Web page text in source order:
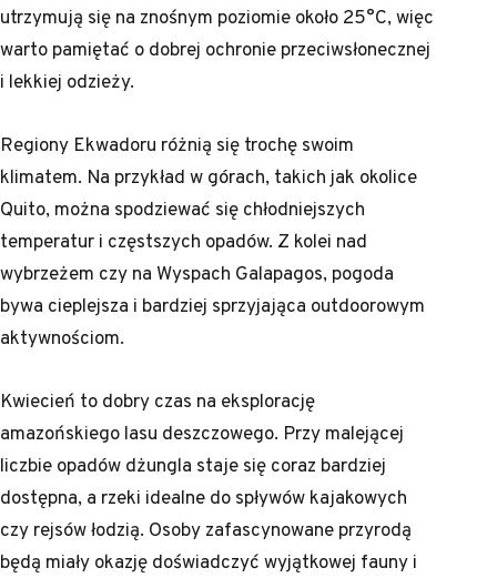
utrzymują się na znośnym poziomie około 25°C, więc
warto pamiętać o dobrej ochronie przeciwsłonecznej
i lekkiej odzieży.
Regiony Ekwadoru różnią się trochę swoim
klimatem. Na przykład w górach, takich jak okolice
Quito, można spodziewać się chłodniejszych
temperatur i częstszych opadów. Z kolei nad
wybrzeżem czy na Wyspach Galapagos, pogoda
bywa cieplejsza i bardziej sprzyjająca outdoorowym
aktywnościom.
Kwiecień to dobry czas na eksplorację
amazońskiego lasu deszczowego. Przy malejącej
liczbie opadów dżungla staje się coraz bardziej
dostępna, a rzeki idealne do spływów kajakowych
czy rejsów łodzią. Osoby zafascynowane przyrodą
będą miały okazję doświadczyć wyjątkowej fauny i